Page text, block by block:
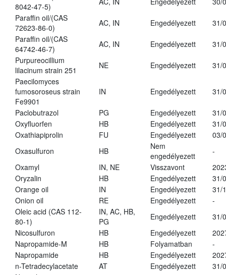
8042-47-5)
Paraffin oil/(CAS
72623-86-0)
AC, IN Engedélyezett
31/
Paraffin oil/(CAS
64742-46-7)
AC, IN Engedélyezett
31/
Purpureocillium
lilacinum strain 251
NE Engedélyezett
31/
Paecilomyces
fumosoroseus strain
Fe9901
IN Engedélyezett 31/
Paclobutrazol PG Engedélyezett
31/
Oxyfluorfen
HB Engedélyezett
31/
Oxathiapiprolin
FU Engedélyezett
03/
Oxasulfuron
HB
Nem
engedélyezett
-
Oxamyl
IN, NE Visszavont
Oryzalin
HB Engedélyezett
31/
Orange oil
IN Engedélyezett
31/
Onion oil
RE Engedélyezett
-
Oleic acid (CAS 112-
80-1)
IN, AC, HB,
PG
Engedélyezett
31/
Nicosulfuron
HB Engedélyezett
Napropamide-M
HB Folyamatban
-
Napropamide
HB Engedélyezett
n-Tetradecylacetate
AT Engedélyezett
31/